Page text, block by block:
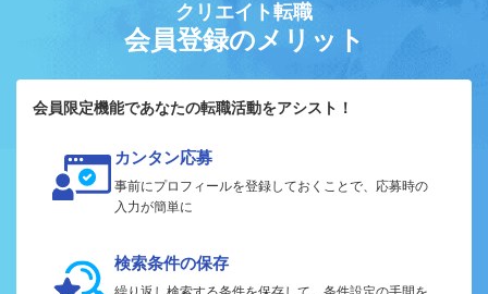
クリエイト転職
会員登録のメリット
会員限定機能であなたの転職活動をアシスト！
カンタン応募
事前にプロフィールを登録しておくことで、応募時の
入力が簡単に
検索条件の保存